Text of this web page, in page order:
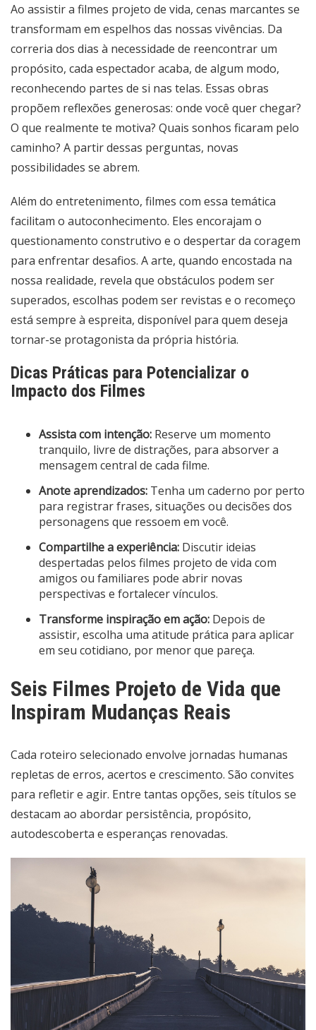
Ao assistir a filmes projeto de vida, cenas marcantes se
transformam em espelhos das nossas vivências. Da
correria dos dias à necessidade de reencontrar um
propósito, cada espectador acaba, de algum modo,
reconhecendo partes de si nas telas. Essas obras
propõem reflexões generosas: onde você quer chegar?
O que realmente te motiva? Quais sonhos ficaram pelo
caminho? A partir dessas perguntas, novas
possibilidades se abrem.
Além do entretenimento, filmes com essa temática
facilitam o autoconhecimento. Eles encorajam o
questionamento construtivo e o despertar da coragem
para enfrentar desafios. A arte, quando encostada na
nossa realidade, revela que obstáculos podem ser
superados, escolhas podem ser revistas e o recomeço
está sempre à espreita, disponível para quem deseja
tornar-se protagonista da própria história.
Dicas Práticas para Potencializar o
Impacto dos Filmes
Assista com intenção: Reserve um momento
tranquilo, livre de distrações, para absorver a
mensagem central de cada filme.
Anote aprendizados: Tenha um caderno por perto
para registrar frases, situações ou decisões dos
personagens que ressoem em você.
Compartilhe a experiência: Discutir ideias
despertadas pelos filmes projeto de vida com
amigos ou familiares pode abrir novas
perspectivas e fortalecer vínculos.
Transforme inspiração em ação: Depois de
assistir, escolha uma atitude prática para aplicar
em seu cotidiano, por menor que pareça.
Seis Filmes Projeto de Vida que
Inspiram Mudanças Reais
Cada roteiro selecionado envolve jornadas humanas
repletas de erros, acertos e crescimento. São convites
para refletir e agir. Entre tantas opções, seis títulos se
destacam ao abordar persistência, propósito,
autodescoberta e esperanças renovadas.